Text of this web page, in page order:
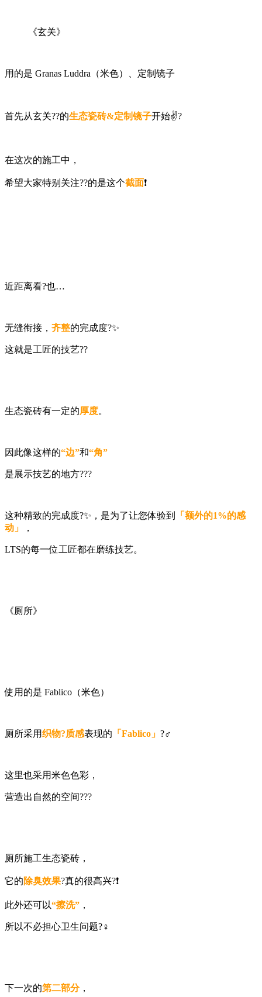
《玄关》
用的是 Granas Luddra（米色）、定制镜子
首先从玄关??的生态瓷砖&定制镜子开始✌️?
在这次的施工中，
希望大家特别关注??的是这个截面❗️
近距离看?也…
无缝衔接，齐整的完成度?✨
这就是工匠的技艺??
生态瓷砖有一定的厚度。
因此像这样的“边”和“角”
是展示技艺的地方?‍??
这种精致的完成度?✨，是为了让您体验到
「额外的1%的感
动」
，
LTS的每一位工匠都在磨练技艺。
《厕所》
使用的是 Fablico（米色）
厕所采用织物?质感表现的 「Fablico」 ?‍♂️
这里也采用米色色彩，
营造出自然的空间???
厕所施工生态瓷砖，
它的除臭效果?真的很高兴?❗️
此外还可以“擦洗” ，
所以不必担心卫生问题?‍♀️
下一次的第二部分，